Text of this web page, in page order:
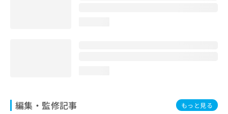
編集・監修記事 もっと見る